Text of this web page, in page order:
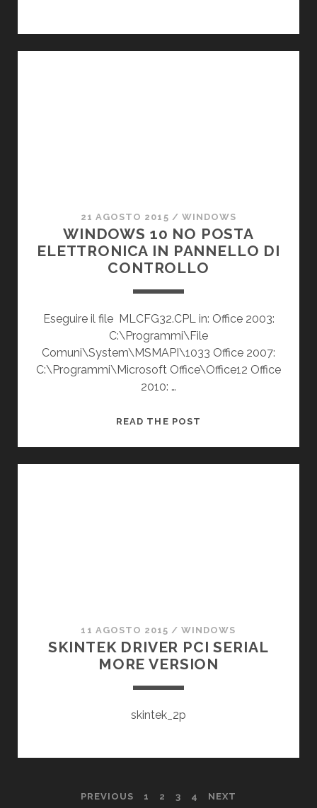
21 AGOSTO 2015 / WINDOWS
WINDOWS 10 NO POSTA
ELETTRONICA IN PANNELLO DI
CONTROLLO
Eseguire il file MLCFG32.CPL in: Office 2003:
C:\Programmi\File
Comuni\System\MSMAPI\1033 Office 2007:
C:\Programmi\Microsoft Office\Office12 Office
2010: …
READ THE POST
11 AGOSTO 2015 /WINDOWS
SKINTEK DRIVER PCI SERIAL
MORE VERSION
skintek_2p
PAGINAZIONE
PREVIOUS 1 2 3 4 NEXT